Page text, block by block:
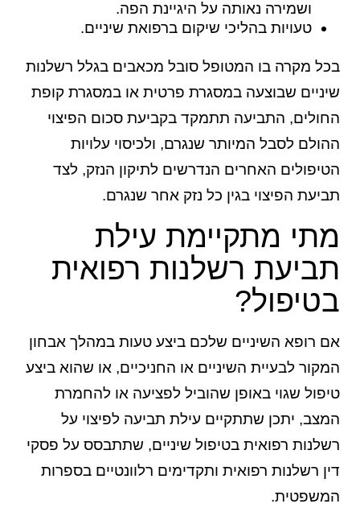
ושמירה נאותה על היגיינת הפה.
טעויות בהליכי שיקום ברפואת שיניים.
בכל מקרה בו המטופל סובל מכאבים בגלל רשלנות
שיניים שבוצעה במסגרת פרטית או במסגרת קופת
החולים, התביעה תתמקד בקביעת סכום הפיצוי
ההולם לסבל המיותר שנגרם, ולכיסוי עלויות
הטיפולים האחרים הנדרשים לתיקון הנזק, לצד
תביעת הפיצוי בגין כל נזק אחר שנגרם.
מתי מתקיימת עילת
תביעת רשלנות רפואית
בטיפול?
אם רופא השיניים שלכם ביצע טעות במהלך אבחון
המקור לבעיית השיניים או החניכיים, או שהוא ביצע
טיפול שגוי באופן שהוביל לפציעה או להחמרת
המצב, יתכן שתתקיים עילת תביעה לפיצוי על
רשלנות רפואית בטיפול שיניים, שתתבסס על פסקי
דין רשלנות רפואית ותקדימים רלוונטיים בספרות
המשפטית.